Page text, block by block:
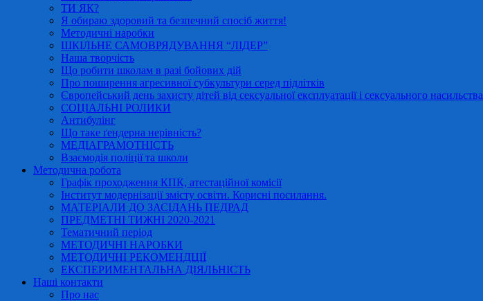
ТИ ЯК?
Я обираю здоровий та безпечний спосіб життя!
Методичні наробки
ШКІЛЬНЕ САМОВРЯДУВАННЯ “ЛІДЕР”
Наша творчість
Що робити школам в разі бойових дій
Про поширення агресивної субкультури серед підлітків
Європейський день захисту дітей від сексуальної експлуатації і сексуального насильства
СОЦІАЛЬНІ РОЛИКИ
Антибулінг
Що таке ґендерна нерівність?
МЕДІАГРАМОТНІСТЬ
Взаємодія поліції та школи
Методична робота
Графік проходження КПК, атестаційної комісії
Інститут модернізації змісту освіти. Корисні посилання.
МАТЕРІАЛИ ДО ЗАСІДАНЬ ПЕДРАД
ПРЕДМЕТНІ ТИЖНІ 2020-2021
Тематичний період
МЕТОДИЧНІ НАРОБКИ
МЕТОДИЧНІ РЕКОМЕНДЦІЇ
ЕКСПЕРИМЕНТАЛЬНА ДІЯЛЬНІСТЬ
Наші контакти
Про нас